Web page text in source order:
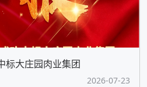
标大庄园肉业集团
2026-07-23